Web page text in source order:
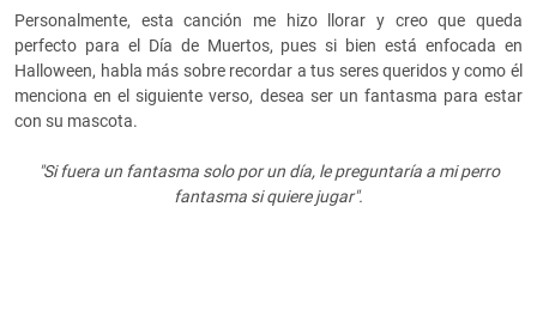
Personalmente, esta canción me hizo llorar y creo que queda
perfecto para el Día de Muertos, pues si bien está enfocada en
Halloween, habla más sobre recordar a tus seres queridos y como él
menciona en el siguiente verso, desea ser un fantasma para estar
con su mascota.
"Si fuera un fantasma solo por un día, le preguntaría a mi perro
fantasma si quiere jugar".